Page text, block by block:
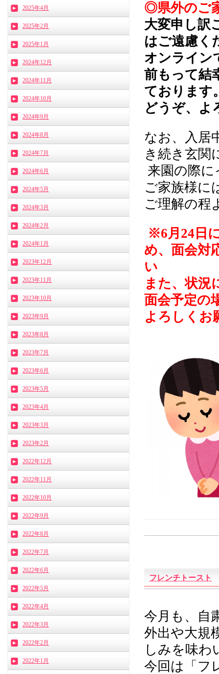
◎県外のご
大変申し訳
はご遠慮く
オンライン
前もって結
ております
どうぞ、よ
なお、入居
き続き玄関
来園の際
ご家族様に
ご理解の程
※6月24日
め、面会対
い
また、状況
面会予定の
よろしくお
フレンチトースト
今月も、自
外出や大規
しみを味わ
今回は「
2025年4月
2025年2月
2025年1月
2024年12月
2024年11月
2024年10月
2024年9月
2024年8月
2024年7月
2024年6月
2024年5月
2024年3月
2024年2月
2024年1月
2023年12月
2023年11月
2023年10月
2023年9月
2023年8月
2023年7月
2023年6月
2023年5月
2023年4月
2023年3月
2023年2月
2022年12月
2022年11月
2022年10月
2022年9月
2022年8月
2022年7月
2022年6月
2022年5月
2022年4月
2022年3月
2022年2月
2022年1月